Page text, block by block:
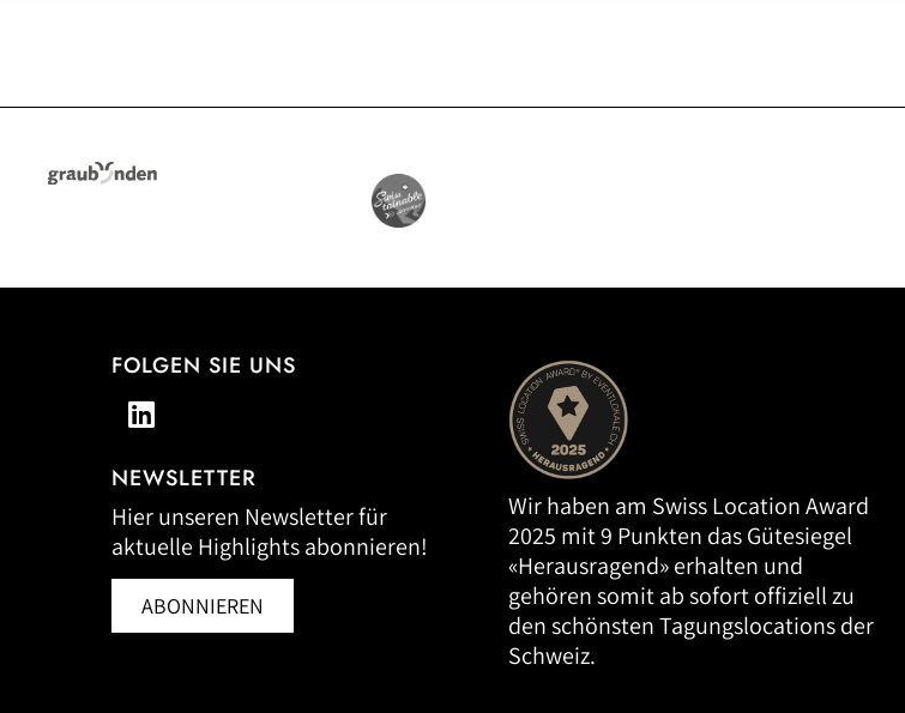
FOLGEN SIE UNS
NEWSLETTER
Hier unseren Newsletter für
aktuelle Highlights abonnieren!
ABONNIEREN
Wir haben am Swiss Location Award
2025 mit 9 Punkten das Gütesiegel
«Herausragend» erhalten und
gehören somit ab sofort offiziell zu
den schönsten Tagungslocations der
Schweiz.